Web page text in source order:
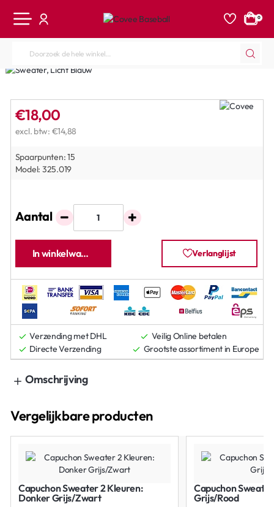
0
Doorzoek
de
winkel...
Spaarpunten:15
Model: 325.019
€18,00
excl. btw: €14,88
Aantal
In winkelwagen Verlanglijst
Verzending met DHL
Veilig Online betalen
Directe Verzending
Grootste assortiment in Europe
Omschrijving
Vergelijkbare producten
Capuchon Sweater 2 Kleuren:
Donker Grijs/Zwart
Capuchon
Grijs/Rood